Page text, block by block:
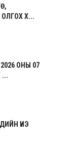
Х...
ОНЫ 07
...
ҮНЭ